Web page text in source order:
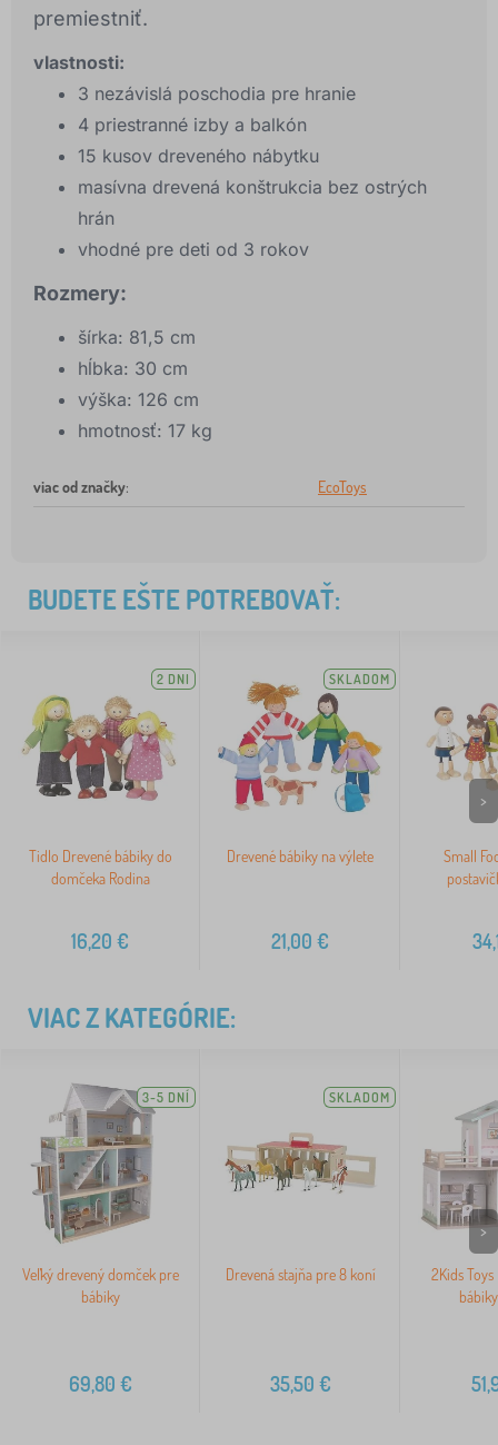
premiestniť.
vlastnosti:
3 nezávislá poschodia pre hranie
4 priestranné izby a balkón
15 kusov dreveného nábytku
masívna drevená konštrukcia bez ostrých
hrán
vhodné pre deti od 3 rokov
Rozmery:
šírka: 81,5 cm
hĺbka: 30 cm
výška: 126 cm
hmotnosť: 17 kg
viac od značky: EcoToys
BUDETE EŠTE POTREBOVAŤ:
2 DNI
Tidlo Drevené bábiky do
domčeka Rodina
16,20 €
SKLADOM
Drevené bábiky na výlete
21,00 €
Small
>
VIAC Z KATEGÓRIE:
3-5 DNÍ
Veľký drevený domček pre
bábiky
69,80 €
SKLADOM
Drevená stajňa pre 8 koní
35,50 €
2Kids
>